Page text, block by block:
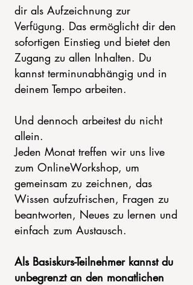
dir als Aufzeichnung zur
Verfügung. Das ermöglicht dir den
sofortigen Einstieg und bietet den
Zugang zu allen Inhalten. Du
kannst terminunabhängig und in
deinem Tempo arbeiten.
Und dennoch arbeitest du nicht
allein.
Jeden Monat treffen wir uns live
zum OnlineWorkshop, um
gemeinsam zu zeichnen, das
Wissen aufzufrischen, Fragen zu
beantworten, Neues zu lernen und
einfach zum Austausch.
Als Basiskurs-Teilnehmer kannst du
unbegrenzt an den monatlichen